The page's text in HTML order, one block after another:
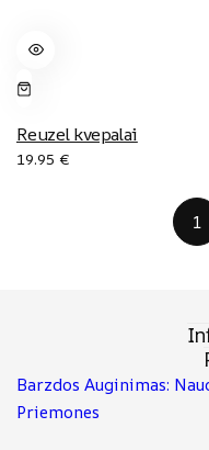
Reuzel kvepalai
19.95 €
1
Barzdos Auginimas:
Priemones